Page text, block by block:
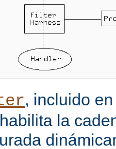
, incluido
la